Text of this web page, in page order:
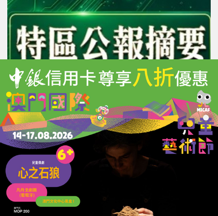
新城A區2地段以租賃方式批出
作經濟房屋用途
01/07/2026 12665